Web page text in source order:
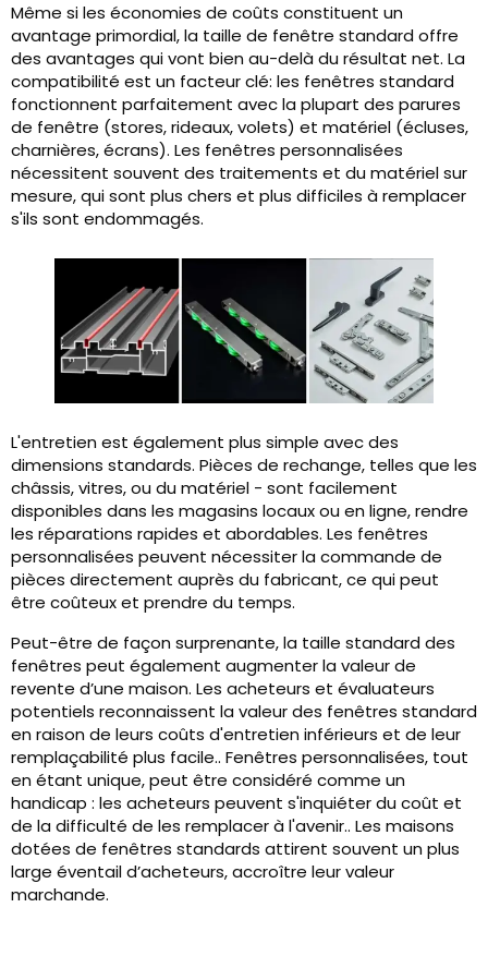
Même si les économies de coûts constituent un
avantage primordial, la taille de fenêtre standard offre
des avantages qui vont bien au-delà du résultat net. La
compatibilité est un facteur clé: les fenêtres standard
fonctionnent parfaitement avec la plupart des parures
de fenêtre (stores, rideaux, volets) et matériel (écluses,
charnières, écrans). Les fenêtres personnalisées
nécessitent souvent des traitements et du matériel sur
mesure, qui sont plus chers et plus difficiles à remplacer
s'ils sont endommagés.
L'entretien est également plus simple avec des
dimensions standards. Pièces de rechange, telles que les
châssis, vitres, ou du matériel - sont facilement
disponibles dans les magasins locaux ou en ligne, rendre
les réparations rapides et abordables. Les fenêtres
personnalisées peuvent nécessiter la commande de
pièces directement auprès du fabricant, ce qui peut
être coûteux et prendre du temps.
Peut-être de façon surprenante, la taille standard des
fenêtres peut également augmenter la valeur de
revente d’une maison. Les acheteurs et évaluateurs
potentiels reconnaissent la valeur des fenêtres standard
en raison de leurs coûts d'entretien inférieurs et de leur
remplaçabilité plus facile.. Fenêtres personnalisées, tout
en étant unique, peut être considéré comme un
handicap : les acheteurs peuvent s'inquiéter du coût et
de la difficulté de les remplacer à l'avenir.. Les maisons
dotées de fenêtres standards attirent souvent un plus
large éventail d’acheteurs, accroître leur valeur
marchande.